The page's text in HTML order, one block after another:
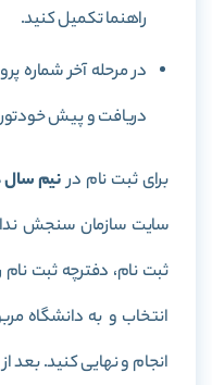
راهنما تکمیل کنید.
در مرحله آخر شماره
دریافت و پیش
برای ثبت نام درنیم
سایت سازمان سنجش
ثبت نام، دفترچه ثبت نام
انتخاب و به دانشگاه
انجام و نهایی کنید. بعد